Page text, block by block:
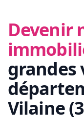
Devenir
grandes
Vilaine(